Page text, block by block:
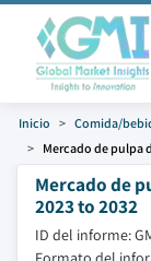
Inicio Comida/
Mercado de pulpa
Mercado de
2023 to 2032
ID del informe: